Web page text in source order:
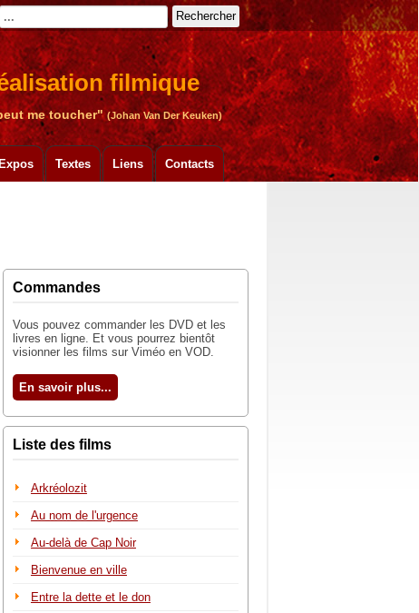
Rechercher
filmique
me toucher"(Johan Van Der Keuken)
Textes Liens Contacts
Commandes
Vous pouvez commander les DVD et les
livres en ligne. Et vous pourrez bientôt
visionner les films sur Viméo en VOD.
En savoir plus...
Liste des films
Arkréolozit
Au nom de l'urgence
Au-delà de Cap Noir
Bienvenue en ville
Entre la dette et le don